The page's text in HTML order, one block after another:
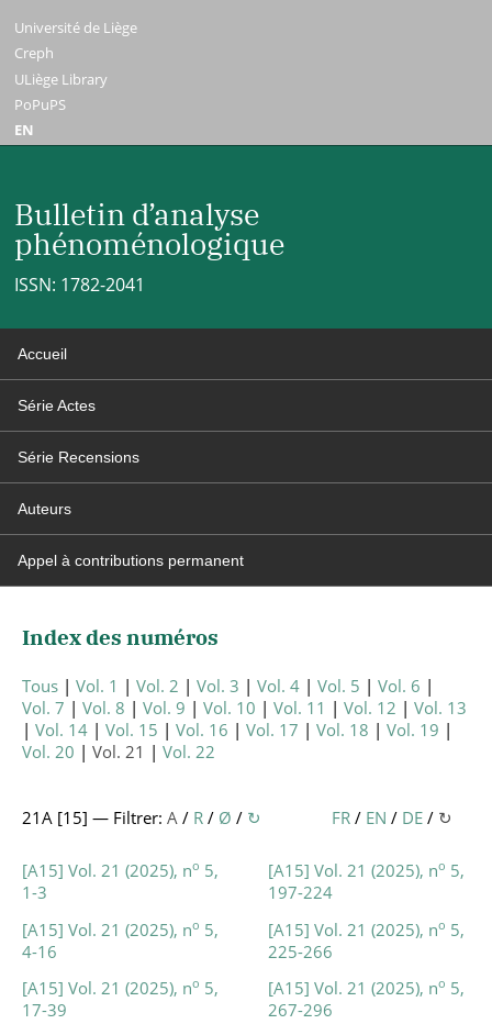
Université de Liège
Creph
ULiège Library
PoPuPS
EN
Bulletin d’analyse
phénoménologique
ISSN: 1782-2041
Accueil
Série Actes
Série Recensions
Auteurs
Appel à contributions permanent
Index des numéros
Tous Vol. 1 Vol. 2 Vol. 3 Vol. 4 Vol. 5
Vol. 6
Vol. 7
Vol. 8 Vol. 9 Vol. 10 Vol. 11 Vol. 12
Vol. 13
Vol. 14
Vol. 15 Vol. 16 Vol. 17 Vol. 18
Vol. 19
Vol. 20
Vol. 21 Vol. 22
21A [15] — Filtrer: A / R / Ø / ↻ FR / EN / DE / ↻
[A15] Vol. 21 (2025), no 5,
1-3
[A15] Vol. 21 (2025), no 5,
4-16
[A15] Vol. 21 (2025), no 5,
17-39
[A15] Vol. 21 (2025), no 5,
197-224
[A15] Vol. 21 (2025), no 5,
225-266
[A15] Vol. 21 (2025), no 5,
267-296